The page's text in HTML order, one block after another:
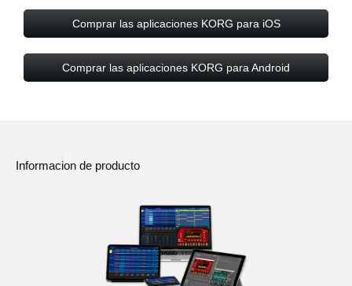
Comprar las aplicaciones KORG para iOS
Comprar las aplicaciones KORG para Android
Informacion de producto